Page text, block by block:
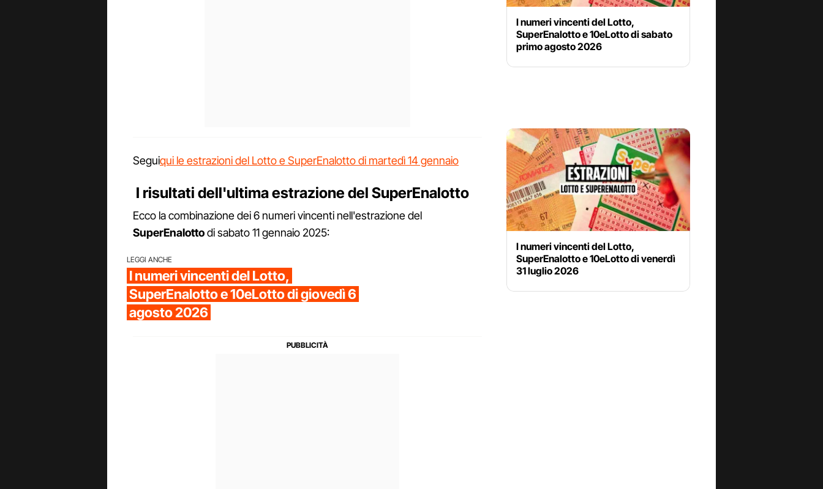
Seguiqui le estrazioni del Lotto e SuperEnalotto di martedì 14 gennaio
I risultati dell'ultima estrazione del SuperEnalotto
Ecco la combinazione dei 6 numeri vincenti nell'estrazione del
SuperEnalottodi sabato 11 gennaio 2025:
LEGGI ANCHE
I numeri vincenti del Lotto,
SuperEnalotto e 10eLotto di giovedì 6
agosto 2026
I numeri vincenti del Lotto,
SuperEnalotto e 10eLotto di sabato
primo agosto 2026
I numeri vincenti del Lotto,
SuperEnalotto e 10eLotto di venerdì
31 luglio 2026